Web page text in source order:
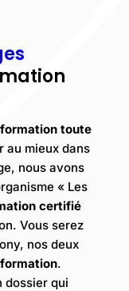
formation toute
au mieux dans
, nous avons
« Les
certifié
. Vous serez
, nos deux
.
dossier qui